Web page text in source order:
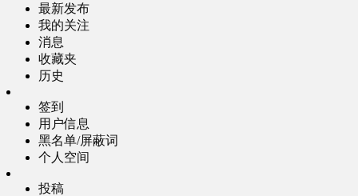
最新发布
我的关注
消息
收藏夹
历史
签到
用户信息
黑名单/屏蔽词
个人空间
投稿